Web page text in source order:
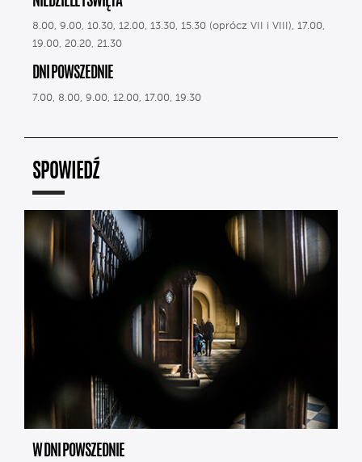
8.00, 9.00, 10.30, 12.00, 13.30, 15.30 (oprócz VII i VIII), 17.00,
19.00, 20.20, 21.30
DNI POWSZEDNIE
7.00, 8.00, 9.00, 12.00, 17.00, 19.30
SPOWIEDŹ
W DNI POWSZEDNIE